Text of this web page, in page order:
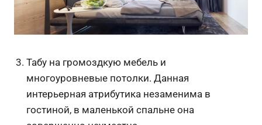
Табу на громоздкую мебель и
многоуровневые потолки. Данная
интерьерная атрибутика незаменима в
гостиной, в маленькой спальне она